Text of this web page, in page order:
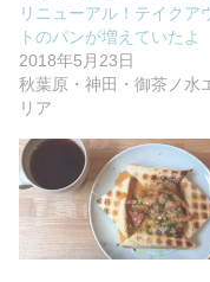
リニューアル！テイクア
トのパンが増えていたよ
2018年5月23日
秋葉原・神田・御茶ノ水
リア